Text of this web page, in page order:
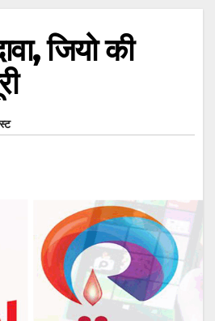
जियो की